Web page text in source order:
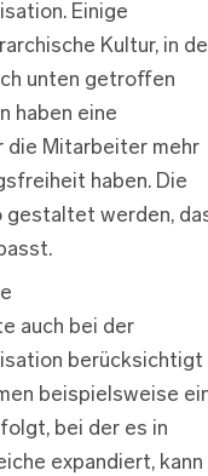
Einige
Kultur, in
unten getroffen
haben eine
die Mitarbeiter mehr
haben. Die
gestaltet werden,
auch bei der
berücksichtigt
beispielsweise
bei der es in
expandiert, kann